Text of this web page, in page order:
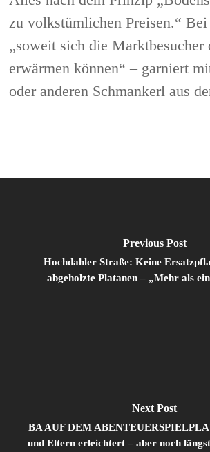
zu volkstümlichen Preisen.“
„soweit sich die Marktbesucher
erwärmen können“ – garniert
oder anderen Schmankerl aus
Previous Post
Hochdahler Straße: Keine
abgeholzte Platanen – „Mehr als
Next Post
BA AUF DEM
und Eltern erleichtert – aber noch